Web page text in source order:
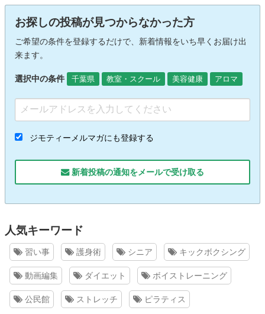
お探しの投稿が見つからなかった方
ご希望の条件を登録するだけで、新着情報をいち早くお届け出
来ます。
選択中の条件 千葉県 教室・スクール 美容健康 アロマ
ジモティーメルマガにも登録する
新着投稿の通知をメールで受け取る
人気キーワード
習い事 護身術 シニア キックボクシング
動画編集 ダイエット ボイストレーニング
公民館 ストレッチ ピラティス